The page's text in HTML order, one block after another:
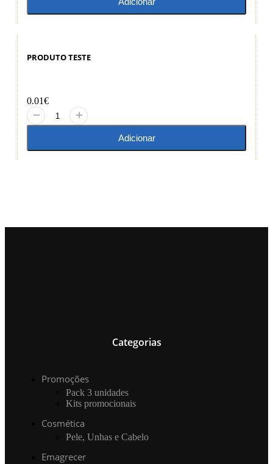
PRODUTO TESTE
0.01€
Adicionar
Categorias
Promoções
Pack 3 unidades
Kits promocionais
Cosmética
Pele, Unhas e Cabelo
Emagrecer